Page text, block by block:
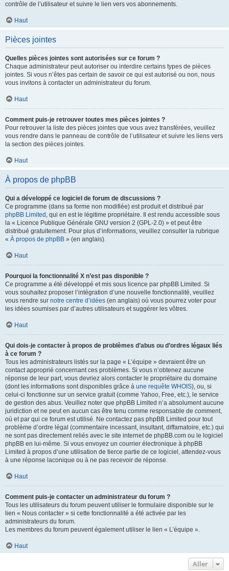
contrôle de l’utilisateur et suivre le lien vers vos abonnements.
Haut
Pièces jointes
Quelles pièces jointes sont autorisées sur ce forum ?
Chaque administrateur peut autoriser ou interdire certains types de pièces
jointes. Si vous n’êtes pas certain de savoir ce qui est autorisé ou non, nous
vous invitons à contacter un administrateur du forum.
Haut
Comment puis-je retrouver toutes mes pièces jointes ?
Pour retrouver la liste des pièces jointes que vous avez transférées, veuillez
vous rendre dans le panneau de contrôle de l’utilisateur et suivre les liens vers
la section des pièces jointes.
Haut
À propos de phpBB
Qui a développé ce logiciel de forum de discussions ?
Ce programme (dans sa forme non modifiée) est produit et distribué par
phpBB Limited , qui en est le légitime propriétaire. Il est rendu accessible sous
la « Licence Publique Générale GNU version 2 (GPL-2.0) » et peut être
distribué gratuitement. Pour plus d’informations, veuillez consulter la rubrique
« À propos de phpBB » (en anglais).
Haut
Pourquoi la fonctionnalité X n’est pas disponible ?
Ce programme a été développé et mis sous licence par phpBB Limited. Si
vous souhaitez proposer l’intégration d’une nouvelle fonctionnalité, veuillez
vous rendre sur notre centre d’idées (en anglais) où vous pourrez voter pour
les idées soumises par d’autres utilisateurs et suggérer les vôtres.
Haut
Qui dois-je contacter à propos de problèmes d’abus ou d’ordres légaux liés
à ce forum ?
Tous les administrateurs listés sur la page « L’équipe » devraient être un
contact approprié concernant ces problèmes. Si vous n’obtenez aucune
réponse de leur part, vous devriez alors contacter le propriétaire du domaine
(dont les informations sont disponibles grâce à une requête WHOIS), ou, si
celui-ci fonctionne sur un service gratuit (comme Yahoo, Free, etc.), le service
de gestion des abus. Veuillez noter que phpBB Limited n’a absolument aucune
juridiction et ne peut en aucun cas être tenu comme responsable de comment,
où et par qui ce forum est utilisé. Ne contactez pas phpBB Limited pour tout
problème d’ordre légal (commentaire incessant, insultant, diffamatoire, etc.) qui
ne sont pas directement reliés avec le site internet de phpBB.com ou le logiciel
phpBB en lui-même. Si vous envoyez un courrier électronique à phpBB
Limited à propos d’une utilisation de tierce partie de ce logiciel, attendez-vous
à une réponse laconique ou à ne pas recevoir de réponse.
Haut
Comment puis-je contacter un administrateur du forum ?
Tous les utilisateurs du forum peuvent utiliser le formulaire disponible sur le
lien « Nous contacter » si cette fonctionnalité a été activée par les
administrateurs du forum.
Les membres du forum peuvent également utiliser le lien « L’équipe ».
Haut
Aller